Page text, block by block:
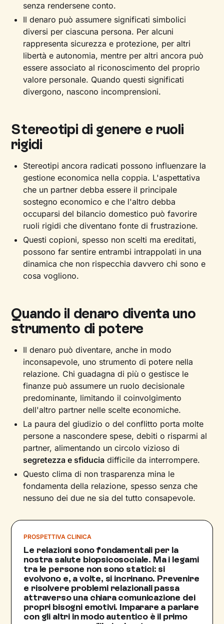
senza rendersene conto.
Il denaro può assumere significati simbolici
diversi per ciascuna persona. Per alcuni
rappresenta sicurezza e protezione, per altri
libertà e autonomia, mentre per altri ancora può
essere associato al riconoscimento del proprio
valore personale. Quando questi significati
divergono, nascono incomprensioni.
Stereotipi di genere e ruoli
rigidi
Stereotipi ancora radicati possono influenzare la
gestione economica nella coppia. L'aspettativa
che un partner debba essere il principale
sostegno economico e che l'altro debba
occuparsi del bilancio domestico può favorire
ruoli rigidi che diventano fonte di frustrazione.
Questi copioni, spesso non scelti ma ereditati,
possono far sentire entrambi intrappolati in una
dinamica che non rispecchia davvero chi sono e
cosa vogliono.
Quando il denaro diventa uno
strumento di potere
Il denaro può diventare, anche in modo
inconsapevole, uno strumento di potere nella
relazione. Chi guadagna di più o gestisce le
finanze può assumere un ruolo decisionale
predominante, limitando il coinvolgimento
dell'altro partner nelle scelte economiche.
La paura del giudizio o del conflitto porta molte
persone a nascondere spese, debiti o risparmi al
partner, alimentando un circolo vizioso di
segretezza e sfiducia difficile da interrompere.
Questo clima di non trasparenza mina le
fondamenta della relazione, spesso senza che
nessuno dei due ne sia del tutto consapevole.
PROSPETTIVA CLINICA
Le relazioni sono fondamentali per la
nostra salute biopsicosociale. Ma i legami
tra le persone non sono statici: si
evolvono e, a volte, si incrinano. Prevenire
e risolvere problemi relazionali passa
attraverso una chiara comunicazione dei
propri bisogni emotivi. Imparare a parlare
con gli altri in modo autentico è il primo